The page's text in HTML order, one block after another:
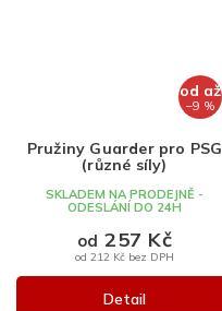
od až
–9 %
Pružiny Guarder pro PSG
(různé síly)
SKLADEM NA PRODEJNĚ -
ODESLÁNÍ DO 24H
od 212 Kč bez DPH
od 257 Kč
Detail